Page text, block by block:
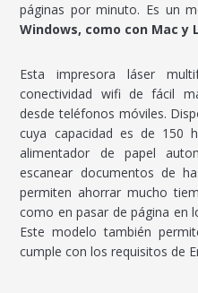
páginas por minuto. Es un
Windows, como con Mac y
Esta impresora láser
conectividad wifi de fácil
desde teléfonos móviles.
cuya capacidad es de 150
alimentador de papel
escanear documentos de
permiten ahorrar mucho
como en pasar de página en
Este modelo también
cumple con los requisitos de